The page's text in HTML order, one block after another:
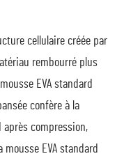
cellulaire créée par
rembourré plus
EVA standard
confère à la
après compression,
EVA standard